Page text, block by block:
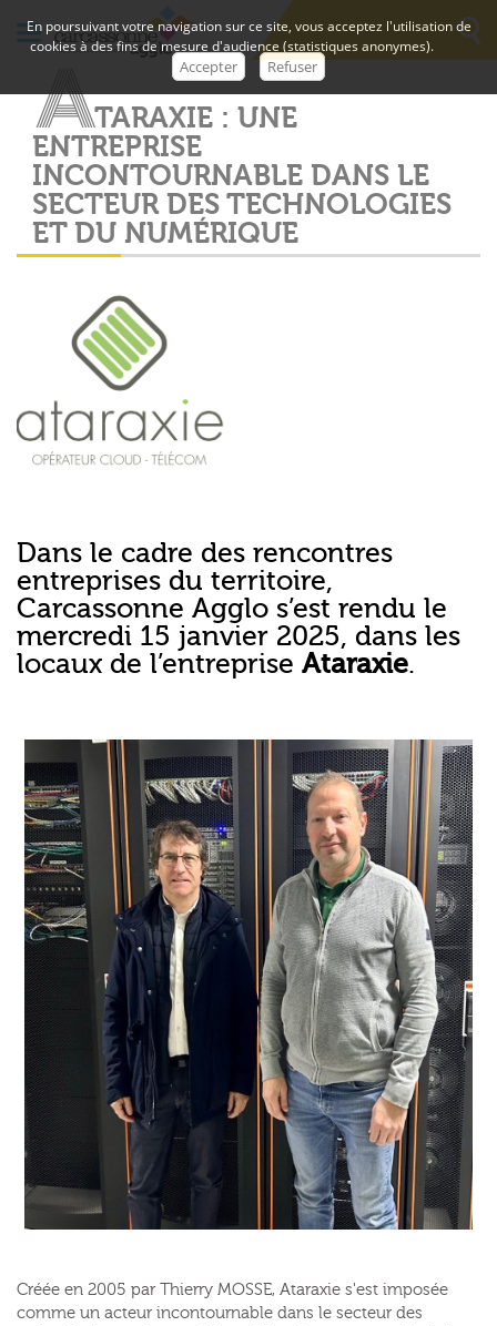
En poursuivant votre navigation sur ce site, vous acceptez l'utilisation de
cookies à des fins de mesure d'audience (statistiques anonymes).
Accepter Refuser
ATARAXIE : UNE
ENTREPRISE
INCONTOURNABLE DANS LE
SECTEUR DES TECHNOLOGIES
ET DU NUMÉRIQUE
Dans le cadre des rencontres
entreprises du territoire,
Carcassonne Agglo s’est rendu le
mercredi 15 janvier 2025, dans les
locaux de l’entreprise Ataraxie.
Créée en 2005 par Thierry MOSSE, Ataraxie s'est imposée
comme un acteur incontournable dans le secteur des